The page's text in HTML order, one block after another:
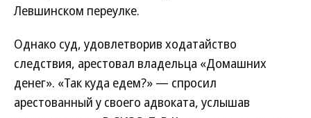
Левшинском переулке.
Однако суд, удовлетворив ходатайство
следствия, арестовал владельца «Домашних
денег». «Так куда едем?» — спросил
арестованный у своего адвоката, услышав